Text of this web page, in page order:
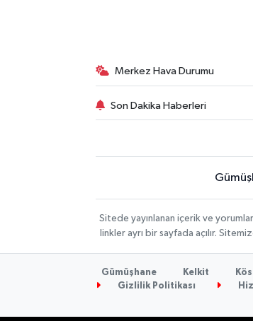
Merkez Hava Durumu
Son Dakika Haberleri
Sitede yayınlanan içerik ve
linkler ayrı bir sayfada açılır.
Gümüşhane Kelkit
Gizlilik Politikası